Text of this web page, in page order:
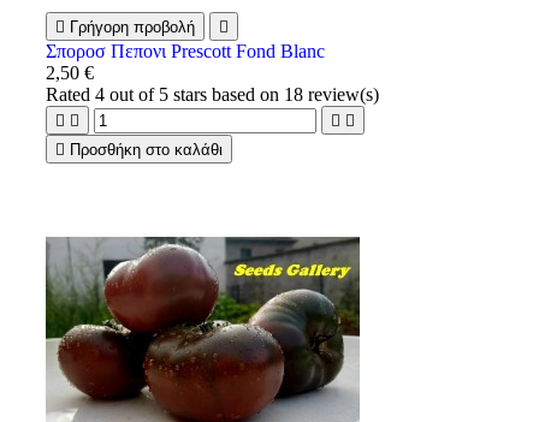
 Γρήγορη προβολή 
Σποροσ Πεπονι Prescott Fond Blanc
2,50 €
Rated4 out of 5 stars based on 18 review(s)
   
 Προσθήκη στο καλάθι